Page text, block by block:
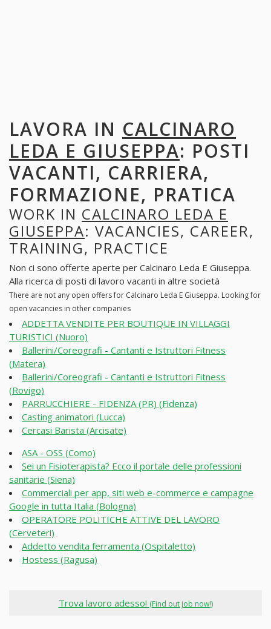
LAVORA IN CALCINARO
LEDA E GIUSEPPA: POSTI
VACANTI, CARRIERA,
FORMAZIONE, PRATICA
WORK IN CALCINARO LEDA E
GIUSEPPA: VACANCIES, CAREER,
TRAINING, PRACTICE
Non ci sono offerte aperte per Calcinaro Leda E Giuseppa.
Alla ricerca di posti di lavoro vacanti in altre società
There are not any open offers for Calcinaro Leda E Giuseppa. Looking for
open vacancies in other companies
ADDETTA VENDITE PER BOUTIQUE IN VILLAGGI
TURISTICI (Nuoro)
Ballerini/Coreografi - Cantanti e Istruttori Fitness
(Matera)
Ballerini/Coreografi - Cantanti e Istruttori Fitness
(Rovigo)
PARRUCCHIERE - FIDENZA (PR) (Fidenza)
Casting animatori (Lucca)
Cercasi Barista (Arcisate)
ASA - OSS (Como)
Sei un Fisioterapista? Ecco il portale delle professioni
sanitarie (Siena)
Commerciali per app, siti web e-commerce e campagne
Google in tutta Italia (Bologna)
OPERATORE POLITICHE ATTIVE DEL LAVORO
(Cerveteri)
Addetto vendita ferramenta (Ospitaletto)
Hostess (Ragusa)
Trova lavoro adesso! (Find out job now!)